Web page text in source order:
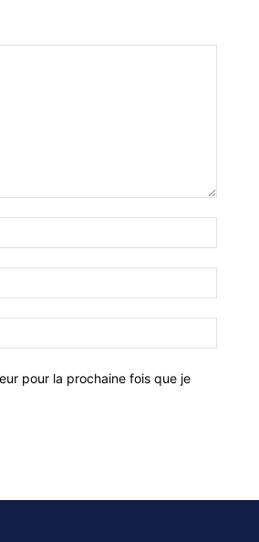
pour la prochaine fois que je